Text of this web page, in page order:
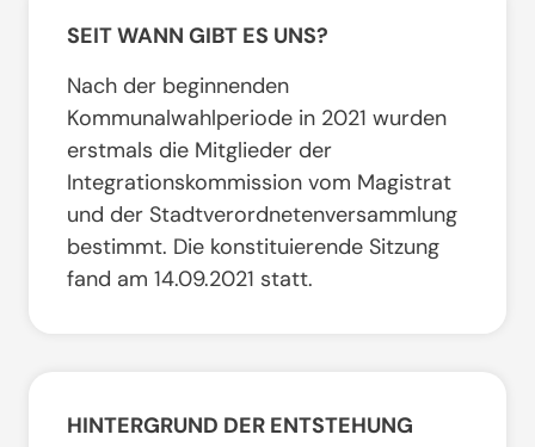
SEIT WANN GIBT ES UNS?
Nach der beginnenden
Kommunalwahlperiode in 2021 wurden
erstmals die Mitglieder der
Integrationskommission vom Magistrat
und der Stadtverordnetenversammlung
bestimmt. Die konstituierende Sitzung
fand am 14.09.2021 statt.
HINTERGRUND DER ENTSTEHUNG